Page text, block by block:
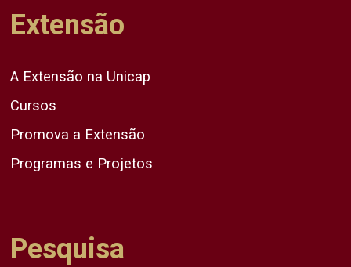
Extensão
A Extensão na Unicap
Cursos
Promova a Extensão
Programas e Projetos
Pesquisa